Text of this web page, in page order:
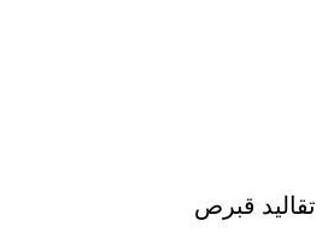
تقاليد قبرص